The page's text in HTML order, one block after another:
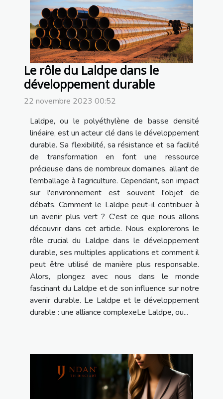
Le rôle du Laldpe dans le
développement durable
22 novembre 2023 00:52
Laldpe, ou le polyéthylène de basse densité
linéaire, est un acteur clé dans le développement
durable. Sa flexibilité, sa résistance et sa facilité
de transformation en font une ressource
précieuse dans de nombreux domaines, allant de
l'emballage à l'agriculture. Cependant, son impact
sur l'environnement est souvent l'objet de
débats. Comment le Laldpe peut-il contribuer à
un avenir plus vert ? C'est ce que nous allons
découvrir dans cet article. Nous explorerons le
rôle crucial du Laldpe dans le développement
durable, ses multiples applications et comment il
peut être utilisé de manière plus responsable.
Alors, plongez avec nous dans le monde
fascinant du Laldpe et de son influence sur notre
avenir durable. Le Laldpe et le développement
durable : une alliance complexeLe Laldpe, ou...